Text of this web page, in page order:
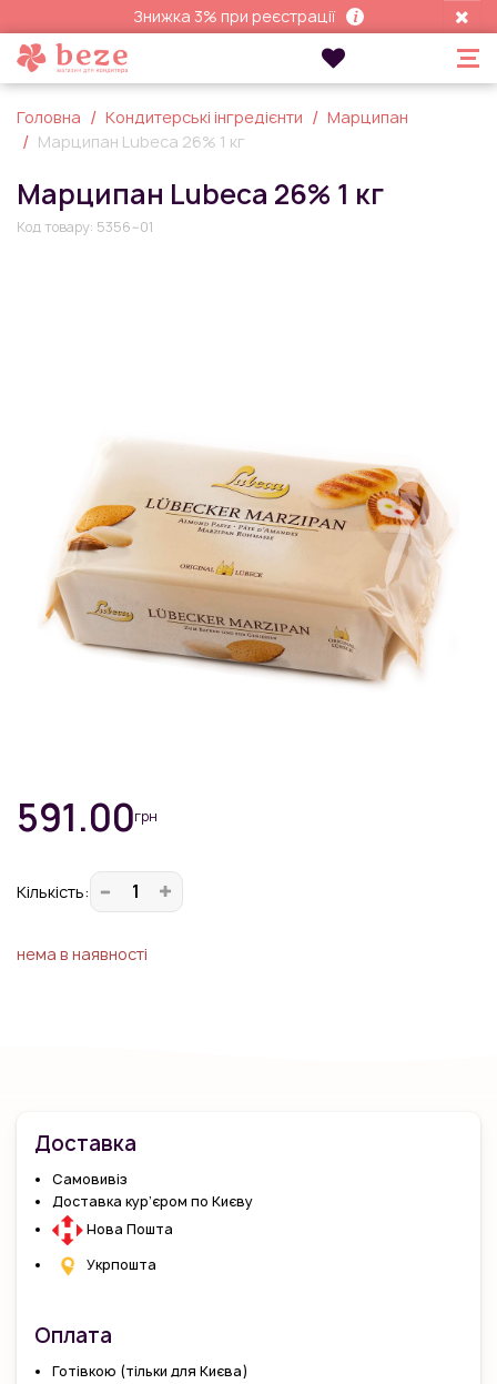
Знижка 3% при реєстрації
Головна Кондитерські інгредієнти
Марципан
Марципан Lubeca 26% 1 кг
Марципан Lubeca 26% 1 кг
Код товару: 5356~01
591.00грн
Кiлькiсть:
нема в наявності
Доставка
Самовивіз
Доставка кур’єром по Києву
Нова Пошта
Укрпошта
Оплата
Готівкою (тільки для Києва)